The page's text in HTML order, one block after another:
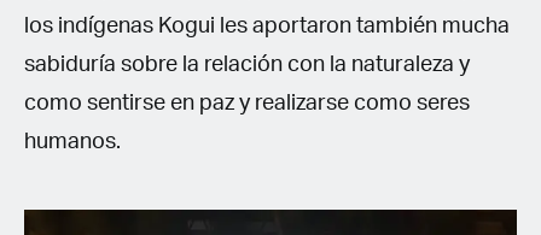
los indígenas Kogui les aportaron también mucha
sabiduría sobre la relación con la naturaleza y
como sentirse en paz y realizarse como seres
humanos.